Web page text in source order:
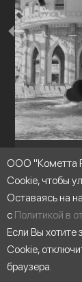
ООО "Кометта
Cookie, чтобы
Оставаясь на
с Политикой в
Если Вы хотите
Cookie,
браузера.